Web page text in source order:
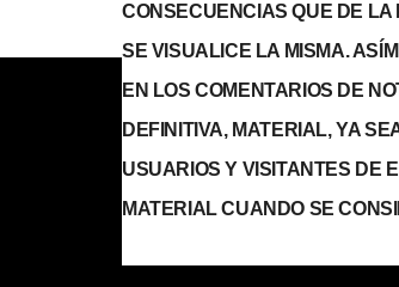
CONSECUENCIAS QUE DE
SE VISUALICE LA MISMA.
EN LOS COMENTARIOS DE
DEFINITIVA, MATERIAL, YA
USUARIOS Y VISITANTES DE
MATERIAL CUANDO SE